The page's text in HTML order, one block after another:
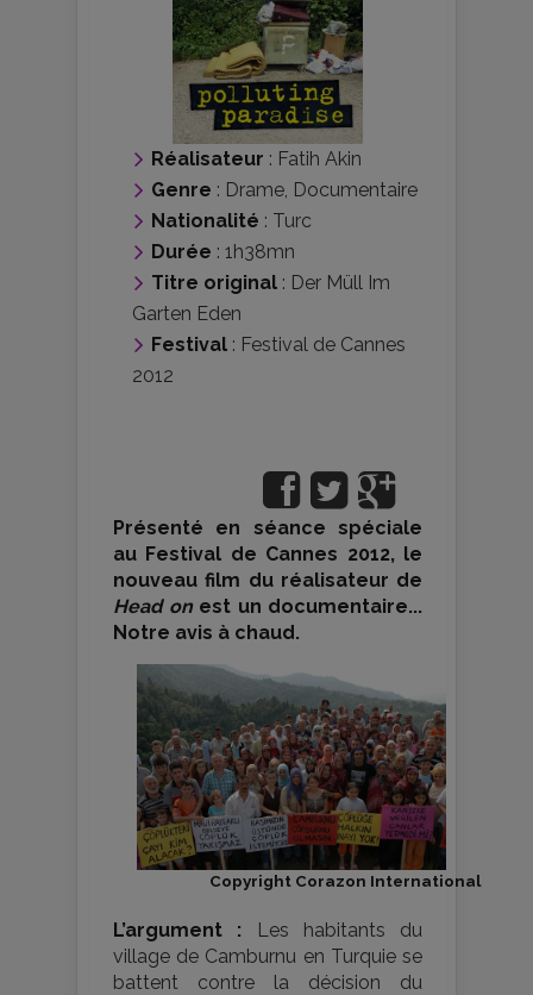
Réalisateur : Fatih Akin
Genre : Drame, Documentaire
Nationalité : Turc
Durée : 1h38mn
Titre original : Der Müll Im
Garten Eden
Festival : Festival de Cannes
2012
Présenté en séance spéciale
au Festival de Cannes 2012, le
nouveau film du réalisateur de
Head onest un documentaire...
Notre avis à chaud.
Copyright Corazon International
L’argument : Les habitants du
village de Camburnu en Turquie se
battent contre la décision du